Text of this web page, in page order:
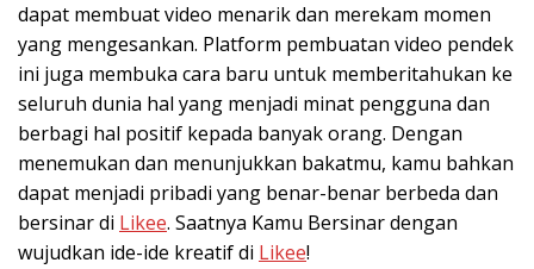
dapat membuat video menarik dan merekam momen
yang mengesankan. Platform pembuatan video pendek
ini juga membuka cara baru untuk memberitahukan ke
seluruh dunia hal yang menjadi minat pengguna dan
berbagi hal positif kepada banyak orang. Dengan
menemukan dan menunjukkan bakatmu, kamu bahkan
dapat menjadi pribadi yang benar-benar berbeda dan
bersinar di Likee. Saatnya Kamu Bersinar dengan
wujudkan ide-ide kreatif di Likee!